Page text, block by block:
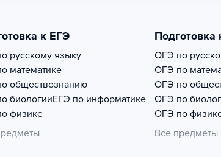
к ЕГЭ
русскому языку
математике
обществознанию
биологииЕГЭ по информатике
физике
ОГЭ по
ОГЭ по
ОГЭ по
ОГЭ по
ОГЭ по
Все предметы